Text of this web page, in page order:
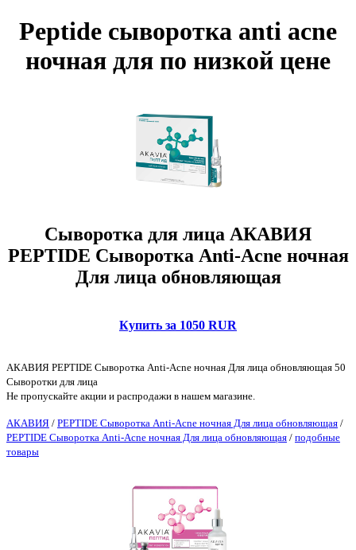
Peptide сыворотка anti аcne
ночная для по низкой цене
Сыворотка для лица АКАВИЯ
PEPTIDE Сыворотка Anti-Аcne ночная
Для лица обновляющая
Купить за 1050 RUR
АКАВИЯ PEPTIDE Сыворотка Anti-Аcne ночная Для лица обновляющая 50
Сыворотки для лица
Не пропускайте акции и распродажи в нашем магазине.
АКАВИЯ / PEPTIDE Сыворотка Anti-Аcne ночная Для лица обновляющая /
PEPTIDE Сыворотка Anti-Аcne ночная Для лица обновляющая / подобные
товары